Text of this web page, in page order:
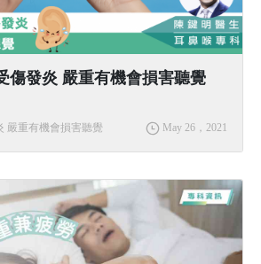
傷發炎 嚴重有機會損害聽覺
嚴重有機會損害聽覺 May 26，2021